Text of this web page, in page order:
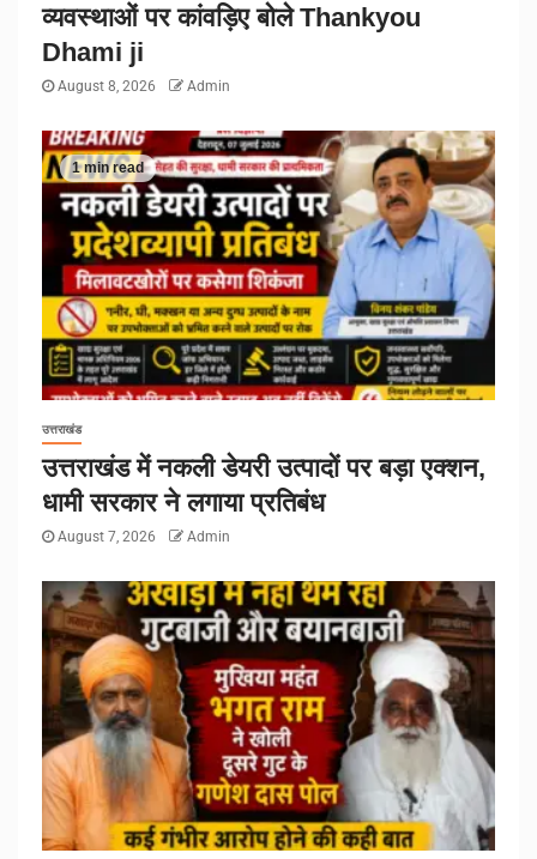
व्यवस्थाओं पर कांवड़िए बोले Thankyou
Dhami ji
August 8, 2026 Admin
1 min read
उत्तराखंड
उत्तराखंड में नकली डेयरी उत्पादों पर बड़ा एक्शन,
धामी सरकार ने लगाया प्रतिबंध
August 7, 2026 Admin